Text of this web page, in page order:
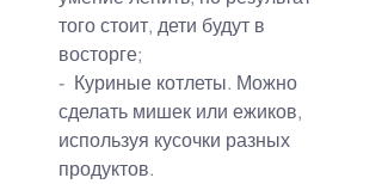
того стоит, дети будут в
восторге;
-  Куриные котлеты. Можно
сделать мишек или ежиков,
используя кусочки разных
продуктов.